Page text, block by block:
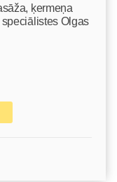
ķermeņa
Olgas